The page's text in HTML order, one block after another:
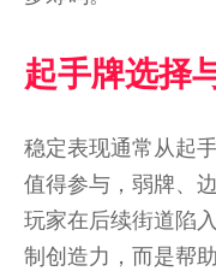
起手牌选择
稳定表现通常从起
值得参与，弱牌、
玩家在后续街道陷
制创造力，而是帮